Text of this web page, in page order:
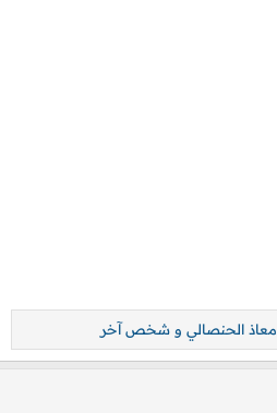
معاذ الحنصالي و شخص آخر